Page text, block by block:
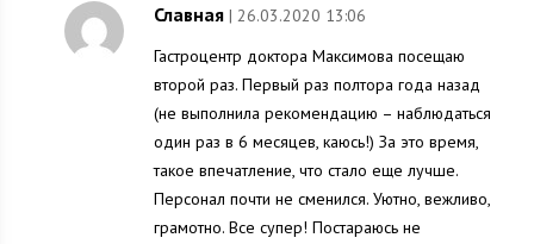
Славная | 26.03.2020 13:06
Гастроцентр доктора Максимова посещаю
второй раз. Первый раз полтора года назад
(не выполнила рекомендацию – наблюдаться
один раз в 6 месяцев, каюсь!) За это время,
такое впечатление, что стало еще лучше.
Персонал почти не сменился. Уютно, вежливо,
грамотно. Все супер! Постараюсь не